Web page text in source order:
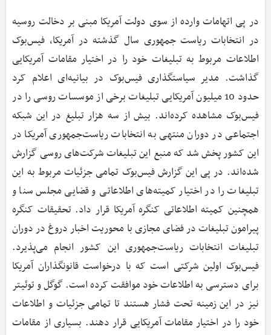
در پی اتهامات وارده از سوی دولت آمریکا مبنی بر دخالت روسیه
در انتخابات ریاست جمهوری سال گذشته در آمریکا، فیس‌بوک
اطلاعات مربوط به تبلیغات خود را در اختیار مقامات آمریکایی
گذاشت. مدیر سیاستگذاری فیس‌بوک در بیانیه‌ای اعلام کرد
حدود 10 میلیون آمریکایی تبلیغات برخی از موسسات روسی را در
فیس‌بوک مشاهده کرده‌اند. بیش از سه هزار تبلیغ در این شبکه
اجتماعی در دوران منتهی به انتخابات ریاست‌جمهوری آمریکا در
این کشور پخش شد که منبع این تبلیغات شرکت‌های روسی گزارش
‌شده‌اند. در پی این گزارش فیس‌بوک تمامی جزئیات مربوط به این
تبلیغات را در اختیار کمیته‌های اطلاعاتی و قضایی مجلس سنا و
همچنین کمیته اطلاعاتی کنگره آمریکا قرار داد. تحقیقات کنگره
پیرامون تبلیغات در فضای مجازی با محوریت اخبار دروغ در دوران
تبلیغات انتخابات ریاست‌جمهوری این کشور انجام می‌پذیرد.
فیس‌بوک اولین شرکتی است که با درخواست قانونگذاران آمریکا
برای دسترسی به اطلاعات خود موافقت کرده است. گوگل و توئیتر
نیز در این زمینه تحت فشار هستند تا تمامی جزئیات و اطلاعات
خود را در اختیار مقامات آمریکایی قرار دهند. بسیاری از مقامات